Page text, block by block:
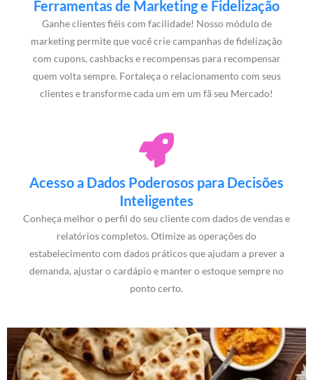
Ferramentas de Marketing e Fidelização
Ganhe clientes fiéis com facilidade! Nosso módulo de
marketing permite que você crie campanhas de fidelização
com cupons, cashbacks e recompensas para recompensar
quem volta sempre. Fortaleça o relacionamento com seus
clientes e transforme cada um em um fã seu Mercado!
Acesso a Dados Poderosos para Decisões
Inteligentes
Conheça melhor o perfil do seu cliente com dados de vendas e
relatórios completos. Otimize as operações do
estabelecimento com dados práticos que ajudam a prever a
demanda, ajustar o cardápio e manter o estoque sempre no
ponto certo.